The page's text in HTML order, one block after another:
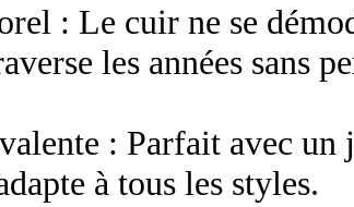
: Le cuir ne se
les années sans
: Parfait avec un
à tous les styles.